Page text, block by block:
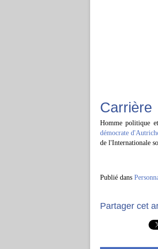
Carrière
Homme politique
démocrate
de l'Internationale
Publié dans
Partager cet